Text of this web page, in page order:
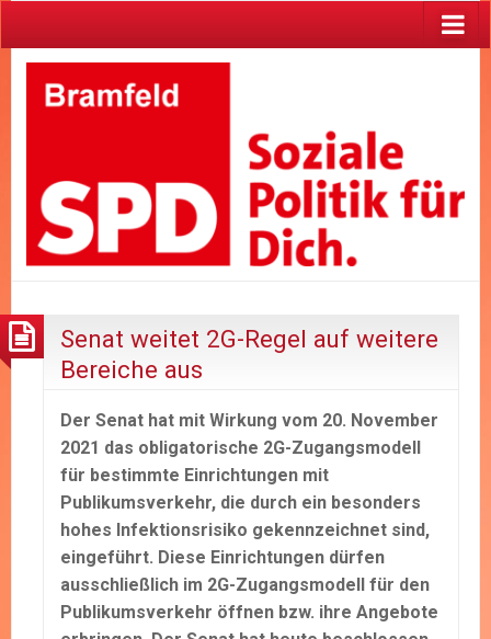
Senat weitet 2G-Regel auf weitere
Bereiche aus
Der Senat hat mit Wirkung vom 20. November
2021 das obligatorische 2G-Zugangsmodell
für bestimmte Einrichtungen mit
Publikumsverkehr, die durch ein besonders
hohes Infektionsrisiko gekennzeichnet sind,
eingeführt. Diese Einrichtungen dürfen
ausschließlich im 2G-Zugangsmodell für den
Publikumsverkehr öffnen bzw. ihre Angebote